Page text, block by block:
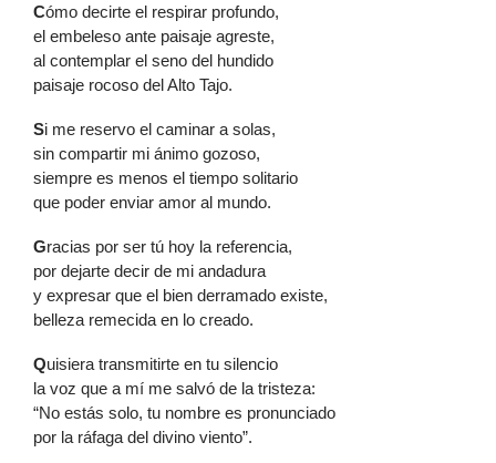
Cómo decirte el respirar profundo,
el embeleso ante paisaje agreste,
al contemplar el seno del hundido
paisaje rocoso del Alto Tajo.
Si me reservo el caminar a solas,
sin compartir mi ánimo gozoso,
siempre es menos el tiempo solitario
que poder enviar amor al mundo.
Gracias por ser tú hoy la referencia,
por dejarte decir de mi andadura
y expresar que el bien derramado existe,
belleza remecida en lo creado.
Quisiera transmitirte en tu silencio
la voz que a mí me salvó de la tristeza:
“No estás solo, tu nombre es pronunciado
por la ráfaga del divino viento”.